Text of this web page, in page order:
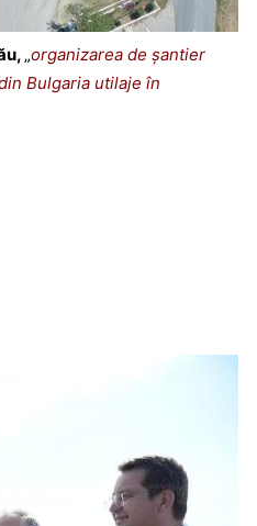
„organizarea de șantier
Bulgaria utilaje în